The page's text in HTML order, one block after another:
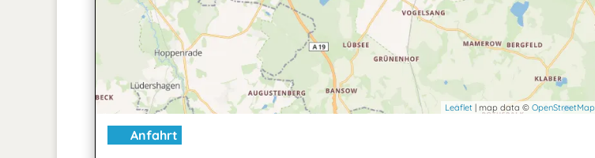
Leaflet | map data © OpenStreetMap
Anfahrt